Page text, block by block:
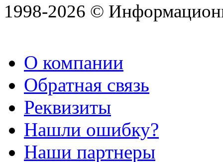
1998-2026 ©
О компании
Обратная связь
Реквизиты
Нашли ошибку?
Наши партнеры